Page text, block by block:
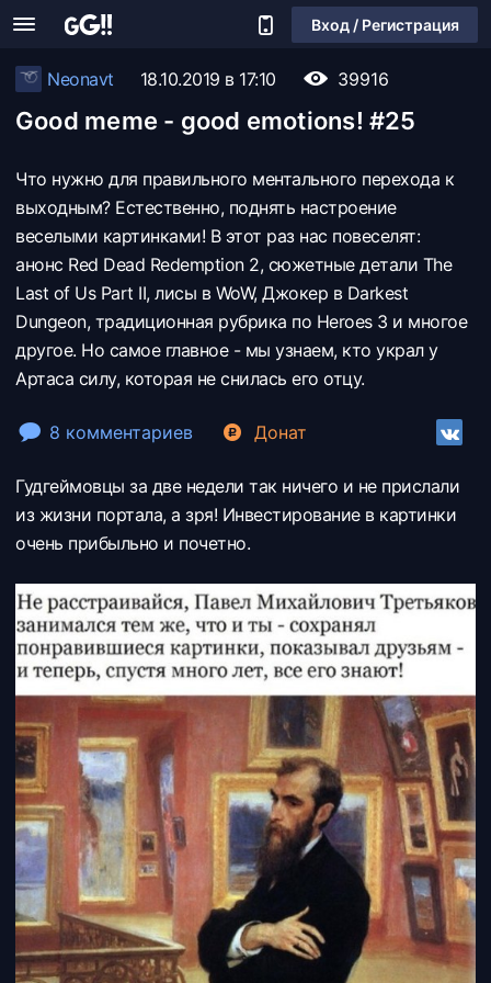
Вход / Регистрация
Neonavt 18.10.2019 в 17:10 39916
Good meme - good emotions! #25
Что нужно для правильного ментального перехода к
выходным? Естественно, поднять настроение
веселыми картинками! В этот раз нас повеселят:
анонс Red Dead Redemption 2, сюжетные детали The
Last of Us Part II, лисы в WoW, Джокер в Darkest
Dungeon, традиционная рубрика по Heroes 3 и многое
другое. Но самое главное - мы узнаем, кто украл у
Артаса силу, которая не снилась его отцу.
8 комментариев Донат
Гудгеймовцы за две недели так ничего и не прислали
из жизни портала, а зря! Инвестирование в картинки
очень прибыльно и почетно.